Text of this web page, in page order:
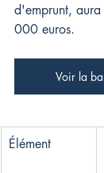
d'emprunt,
000 euros.
Voir la
Élément